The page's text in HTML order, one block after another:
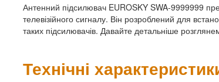
Антенний підсилювач EUROSKY SWA-9999999
телевізійного сигналу. Він розроблений для
таких підсилювачів. Давайте детальніше
Технічні